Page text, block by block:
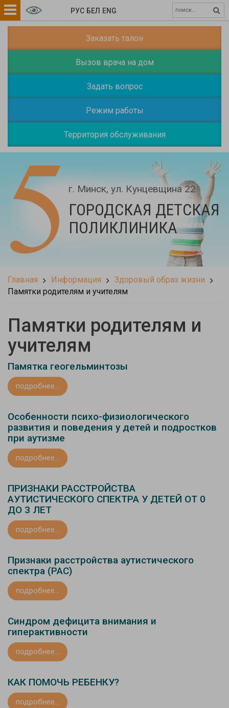
Заказать талон
Вызов врача на дом
Задать вопрос
Режим работы
Территория обслуживания
РУС БЕЛ ENG
г. Минск, ул. Кунцевщина 22
ГОРОДСКАЯ ДЕТСКАЯ
ПОЛИКЛИНИКА
Главная Информация
Здоровый образ жизни
Памятки родителям и учителям
Памятки родителям и
учителям
Памятка геогельминтозы
подробнее...
Особенности психо-физиологического
развития и поведения у детей и подростков
при аутизме
подробнее...
ПРИЗНАКИ РАССТРОЙСТВА
АУТИСТИЧЕСКОГО СПЕКТРА У ДЕТЕЙ ОТ 0
ДО 3 ЛЕТ
подробнее...
Признаки расстройства аутистического
спектра (РАС)
подробнее...
Синдром дефицита внимания и
гиперактивности
подробнее...
КАК ПОМОЧЬ РЕБЕНКУ?
подробнее...